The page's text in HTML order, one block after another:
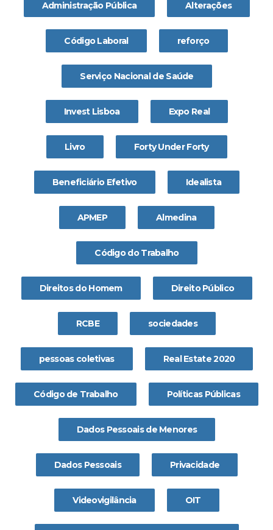
Administração Pública Alterações
Código Laboral reforço
Serviço Nacional de Saúde
Invest Lisboa Expo Real
Livro Forty Under Forty
Beneficiário Efetivo Idealista
APMEP Almedina
Código do Trabalho
Direitos do Homem Direito Público
RCBE sociedades
pessoas coletivas Real Estate 2020
Código de Trabalho Políticas Públicas
Dados Pessoais de Menores
Dados Pessoais Privacidade
Videovigilância OIT